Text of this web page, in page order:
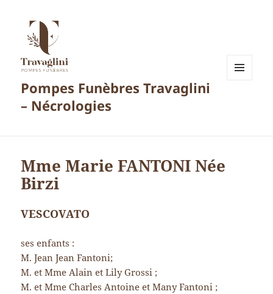
Pompes Funèbres Travaglini
– Nécrologies
Mme Marie FANTONI Née
Birzi
VESCOVATO
ses enfants :
M. Jean Jean Fantoni;
M. et Mme Alain et Lily Grossi ;
M. et Mme Charles Antoine et Many Fantoni ;